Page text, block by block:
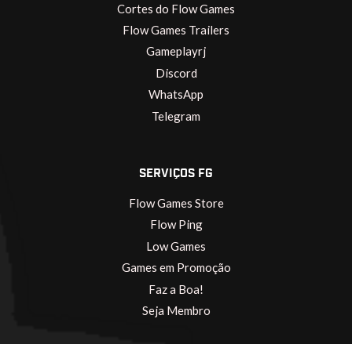
Cortes do Flow Games
Flow Games Trailers
Gameplayrj
Discord
WhatsApp
Telegram
SERVIÇOS FG
Flow Games Store
Flow Ping
Low Games
Games em Promoção
Faz a Boa!
Seja Membro